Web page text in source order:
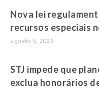
Nova lei
recursos especiais
agosto 5, 2026
STJ impede que
exclua honorários